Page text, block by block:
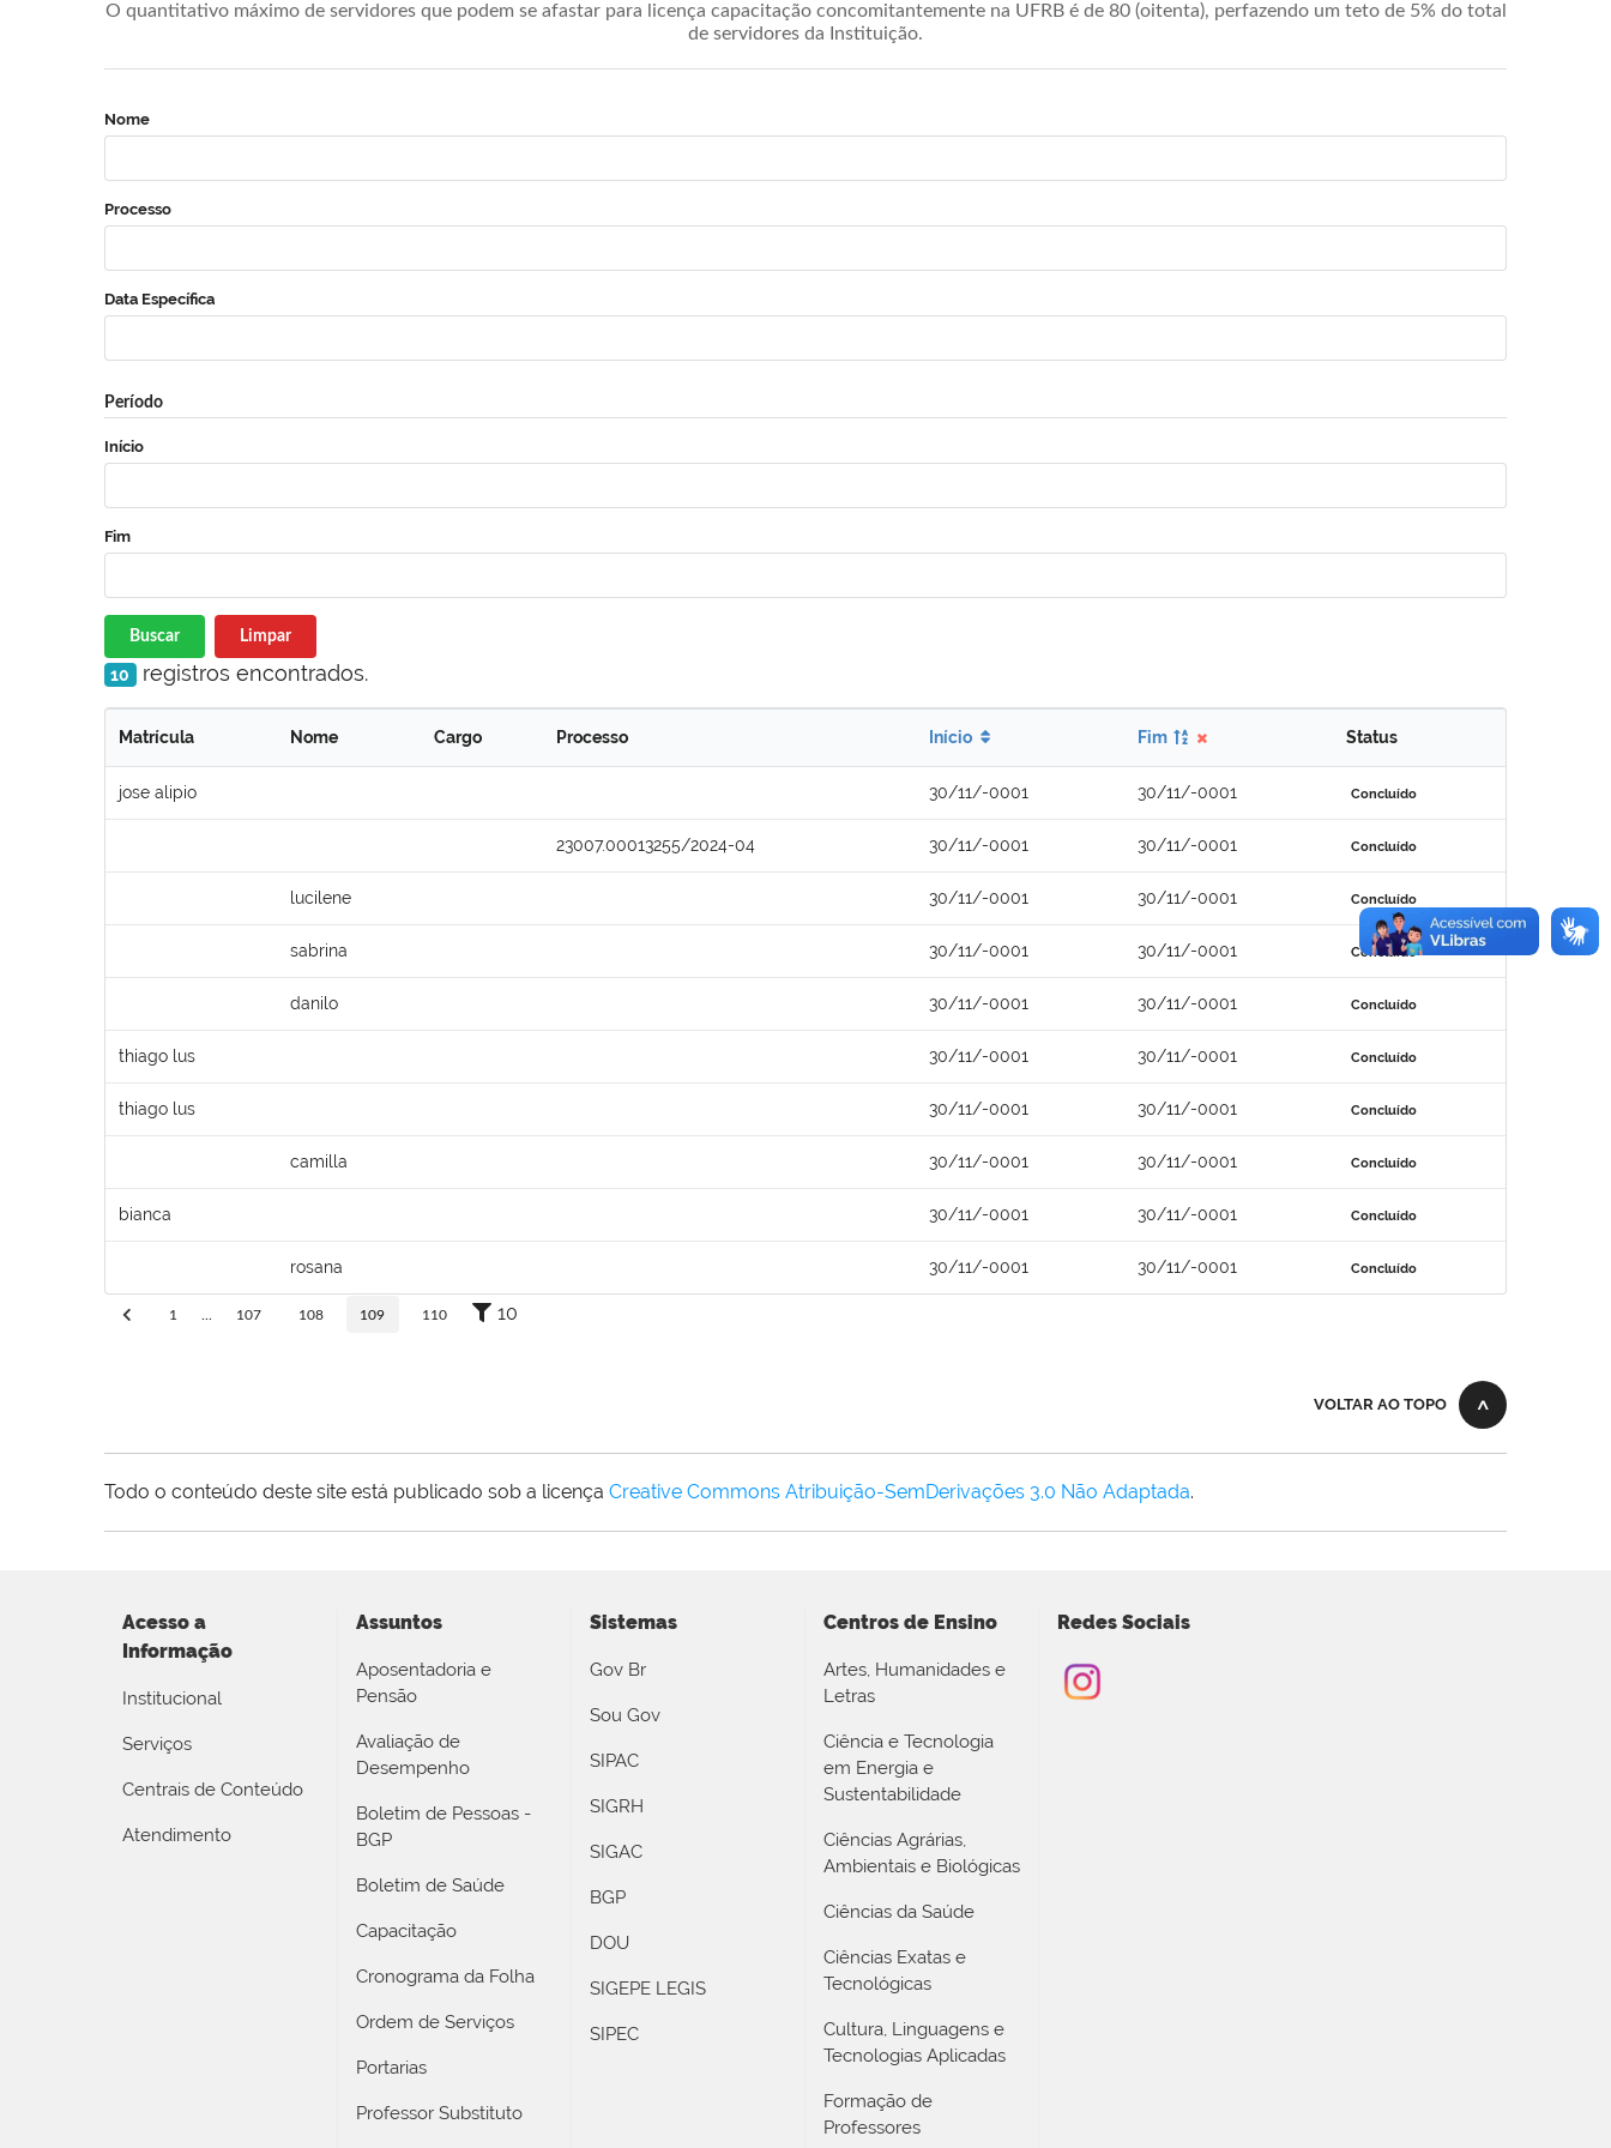
O quantitativo máximo de servidores que podem se afastar para licença capacitação concomitantemente na UFRB é de 80 (oitenta), perfazendo um teto de 5% do total
de servidores da Instituição.
Nome
Processo
Data Específica
Período
Início
Fim
Buscar Limpar
10 registros encontrados.
Matrícula Nome Cargo Processo Início Fim Status
jose alipio 30/11/-0001 30/11/-0001 Concluído
23007.00013255/2024-04 30/11/-0001 30/11/-0001 Concluído
lucilene 30/11/-0001 30/11/-0001 Concluído
sabrina 30/11/-0001 30/11/-0001 Concluído
danilo 30/11/-0001 30/11/-0001 Concluído
thiago lus 30/11/-0001 30/11/-0001 Concluído
thiago lus 30/11/-0001 30/11/-0001 Concluído
camilla 30/11/-0001 30/11/-0001 Concluído
bianca 30/11/-0001 30/11/-0001 Concluído
rosana 30/11/-0001 30/11/-0001 Concluído
1 107 108 109 110 10
VOLTAR AO TOPO
Todo o conteúdo deste site está publicado sob a licença Creative Commons Atribuição-SemDerivações 3.0 Não Adaptada.
Acesso a
Informação
Institucional
Serviços
Centrais de Conteúdo
Atendimento
Assuntos
Aposentadoria e
Pensão
Avaliação de
Desempenho
Boletim de Pessoas -
BGP
Boletim de Saúde
Capacitação
Cronograma da Folha
Ordem de Serviços
Portarias
Professor Substituto
Sistemas
Gov Br
Sou Gov
SIPAC
SIGRH
SIGAC
BGP
DOU
SIGEPE LEGIS
SIPEC
Centros de Ensino
Artes, Humanidades e
Letras
Ciência e Tecnologia
em Energia e
Sustentabilidade
Ciências Agrárias,
Ambientais e Biológicas
Ciências da Saúde
Ciências Exatas e
Tecnológicas
Cultura, Linguagens e
Tecnologias Aplicadas
Formação de
Professores
Redes Sociais